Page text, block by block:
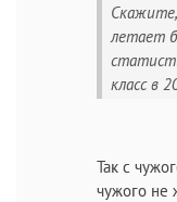
летает
класс в
Так с
чужого не